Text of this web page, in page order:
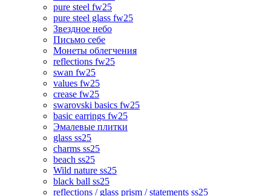
pure steel fw25
pure steel glass fw25
Звездное небо
Письмо себе
Монеты облегчения
reflections fw25
swan fw25
values fw25
crease fw25
swarovski basics fw25
basic earrings fw25
Эмалевые плитки
glass ss25
charms ss25
beach ss25
Wild nature ss25
black ball ss25
reflections / glass prism / statements ss25